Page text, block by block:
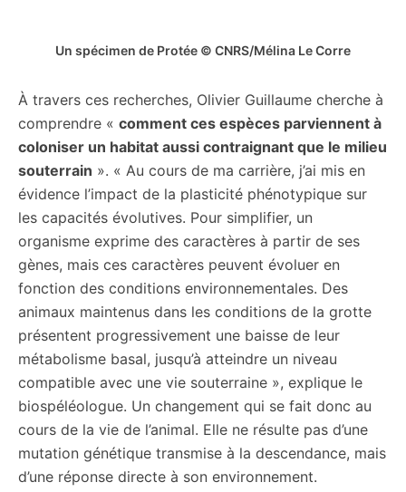
Un spécimen de Protée © CNRS/Mélina Le Corre
À travers ces recherches, Olivier Guillaume cherche à
comprendre « comment ces espèces parviennent à
coloniser un habitat aussi contraignant que le milieu
souterrain ». « Au cours de ma carrière, j’ai mis en
évidence l’impact de la plasticité phénotypique sur
les capacités évolutives. Pour simplifier, un
organisme exprime des caractères à partir de ses
gènes, mais ces caractères peuvent évoluer en
fonction des conditions environnementales. Des
animaux maintenus dans les conditions de la grotte
présentent progressivement une baisse de leur
métabolisme basal, jusqu’à atteindre un niveau
compatible avec une vie souterraine », explique le
biospéléologue. Un changement qui se fait donc au
cours de la vie de l’animal. Elle ne résulte pas d’une
mutation génétique transmise à la descendance, mais
d’une réponse directe à son environnement.